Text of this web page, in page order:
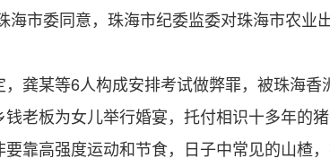
市委同意，珠海市纪委监委对珠海市农业
某等6人构成安排考试做弊罪，被珠海香
板为女儿举行婚宴，托付相识十多年的猪
高强度运动和节食，日子中常见的山楂